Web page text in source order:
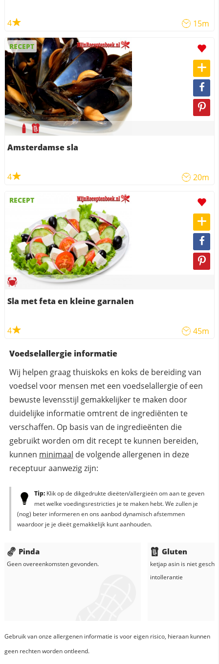
4 15m
RECEPT
Amsterdamse sla
4 20m
RECEPT
Sla met feta en kleine garnalen
4 45m
Voedselallergie informatie
Wij helpen graag thuiskoks en koks de bereiding van
voedsel voor mensen met een voedselallergie of een
bewuste levensstijl gemakkelijker te maken door
duidelijke informatie omtrent de ingrediënten te
verschaffen. Op basis van de ingredieënten die
gebruikt worden om dit recept te kunnen bereiden,
kunnen minimaal de volgende allergenen in deze
receptuur aanwezig zijn:
Tip:Klik op de dikgedrukte dieëten/allergieën om aan te geven
met welke voedingsrestricties je te maken hebt. We zullen je
(nog) beter informeren en ons aanbod dynamisch afstemmen
waardoor je je dieët gemakkelijk kunt aanhouden.
Pinda
Geen overeenkomsten gevonden.
Gluten
ketjap asinis niet
intollerantie
Gebruik van onze allergenen informatie is voor eigen risico, hieraan kunnen
geen rechten worden ontleend.